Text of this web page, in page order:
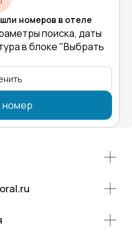
номеров в отеле
поиска, даты
в блоке "Выбрать
номер